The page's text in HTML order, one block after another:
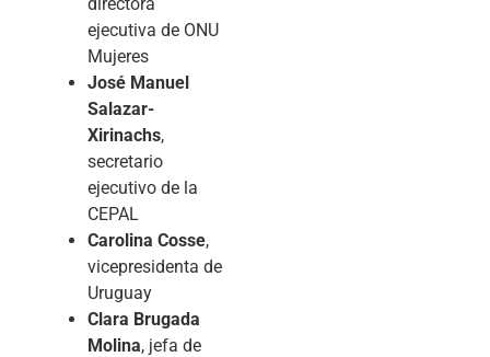
ejecutiva de ONU
Mujeres
José Manuel
Salazar-
Xirinachs,
secretario
ejecutivo de la
CEPAL
Carolina Cosse,
vicepresidenta de
Uruguay
Clara Brugada
Molina, jefa de